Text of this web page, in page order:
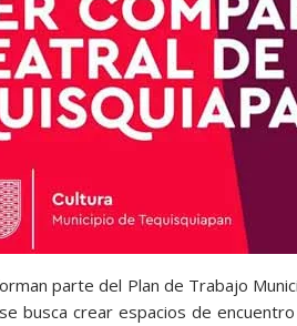
parte del Plan de Trabajo
busca crear espacios de